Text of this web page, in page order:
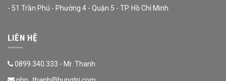
- 51 Trần Phú - Phường 4 - Quận 5 - TP. Hồ Chí Minh
LIÊN HỆ
0899.340.333 - Mr. Thanh